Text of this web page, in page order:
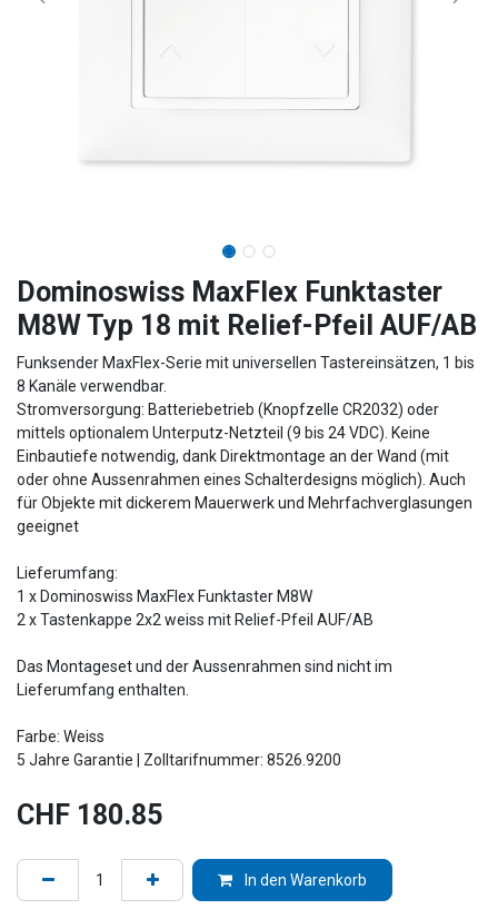
Dominoswiss MaxFlex Funktaster
M8W Typ 18 mit Relief-Pfeil AUF/AB
Funksender MaxFlex-Serie mit universellen Tastereinsätzen, 1 bis
8 Kanäle verwendbar.
Stromversorgung: Batteriebetrieb (Knopfzelle CR2032) oder
mittels optionalem Unterputz-Netzteil (9 bis 24 VDC). Keine
Einbautiefe notwendig, dank Direktmontage an der Wand (mit
oder ohne Aussenrahmen eines Schalterdesigns möglich). Auch
für Objekte mit dickerem Mauerwerk und Mehrfachverglasungen
geeignet
Lieferumfang:
1 x Dominoswiss MaxFlex Funktaster M8W
2 x Tastenkappe 2x2 weiss mit Relief-Pfeil AUF/AB
Das Montageset und der Aussenrahmen sind nicht im
Lieferumfang enthalten.
Farbe: Weiss
5 Jahre Garantie | Zolltarifnummer: 8526.9200
CHF 180.85
In den Warenkorb